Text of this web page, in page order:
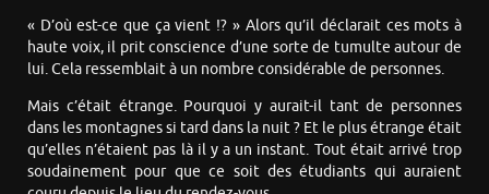
« D’où est-ce que ça vient !? » Alors qu’il déclarait ces mots à
haute voix, il prit conscience d’une sorte de tumulte autour de
lui. Cela ressemblait à un nombre considérable de personnes.
Mais c’était étrange. Pourquoi y aurait-il tant de personnes
dans les montagnes si tard dans la nuit ? Et le plus étrange était
qu’elles n’étaient pas là il y a un instant. Tout était arrivé trop
soudainement pour que ce soit des étudiants qui auraient